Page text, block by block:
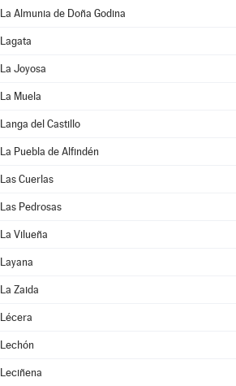
La Almunia de Doña Godina
Lagata
La Joyosa
La Muela
Langa del Castillo
La Puebla de Alfindén
Las Cuerlas
Las Pedrosas
La Vilueña
Layana
La Zaida
Lécera
Lechón
Leciñena